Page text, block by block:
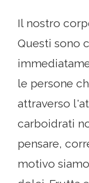
Il nostro
Questi sono
le persone
attraverso
carboidrati
pensare,
motivo